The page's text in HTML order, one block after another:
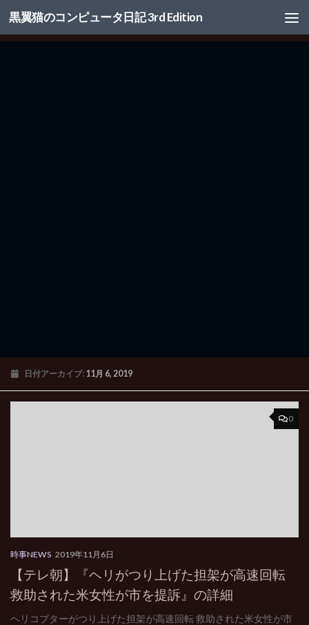
コンテンツへスキップ
黒翼猫のコンピュータ日記 3rd Edition
日付アーカイブ: 11月 6, 2019
0
時事NEWS 2019年11月6日
【テレ朝】『ヘリがつり上げた担架が高速回転
救助された米女性が市を提訴』の詳細
ヘリコプターがつり上げた担架が高速回転 救助された米女性が市